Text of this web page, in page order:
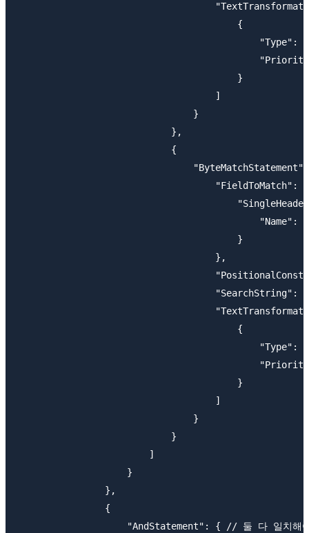
                                        {
"Type":
                                        }
                                    ]
                                }
                            },
                            {
                                    "FieldToMatch": {
"Name":
                                        }
                                    },
"SearchString":
                                        {
"Type":
                                        }
                                    ]
                                }
                            }
                        ]
                    }
                },
                {
"AndStatement": { // 둘 다 일치해